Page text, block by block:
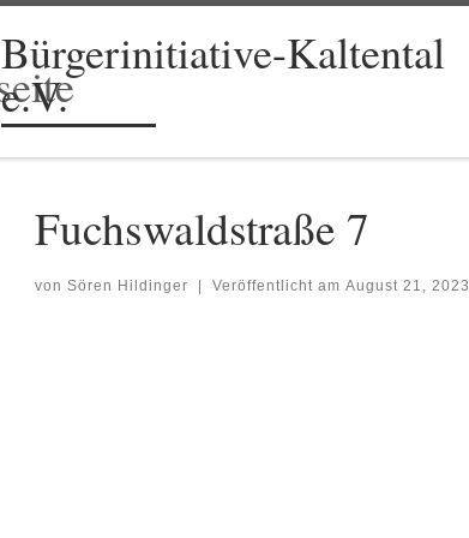
Bürgerinitiative-Kaltental
e.V.
Fuchswaldstraße 7
von Sören Hildinger | Veröffentlicht am August 21, 2023